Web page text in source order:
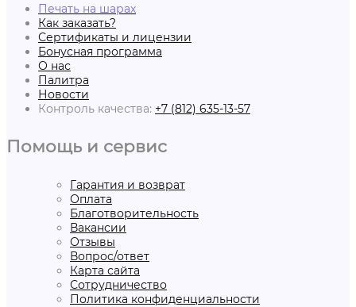
Печать на шарах
Как заказать?
Сертификаты и лицензии
Бонусная программа
О нас
Палитра
Новости
Контроль качества: +7 (812) 635-13-57
Помощь и сервис
Гарантия и возврат
Оплата
Благотворительность
Вакансии
Отзывы
Вопрос/ответ
Карта сайта
Сотрудничество
Политика конфиденциальности